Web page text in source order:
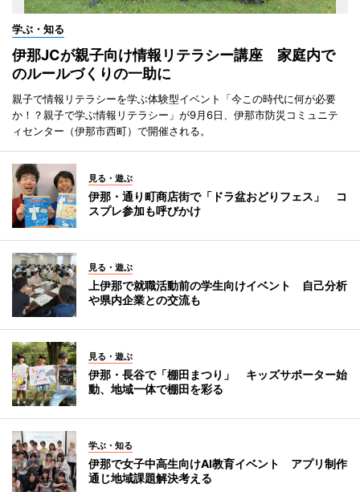
学ぶ・知る
伊那JCが親子向け情報リテラシー講座 家庭内で
のルールづくりの一助に
親子で情報リテラシーを学ぶ体験型イベント「今この時代に何が必要
か！？親子で学ぶ情報リテラシー」が9月6日、伊那市防災コミュニテ
ィセンター（伊那市西町）で開催される。
見る・遊ぶ
伊那・通り町商店街で「ドラ盆おどりフェス」 コ
スプレ参加も呼びかけ
見る・遊ぶ
上伊那で就職活動前の学生向けイベント 自己分析
や県内企業との交流も
見る・遊ぶ
伊那・長谷で「棚田まつり」 キッズサポーター始
動、地域一体で棚田を彩る
学ぶ・知る
伊那で女子中高生向けAI教育イベント アプリ制作
通じ地域課題解決考える